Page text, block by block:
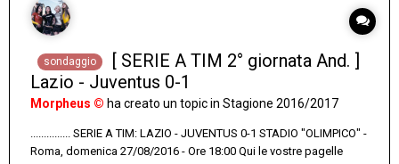
sondaggio
[ SERIE A TIM 2° giornata And. ]
Lazio - Juventus 0-1
Morpheus © ha creato un topic in Stagione 2016/2017
............... SERIE A TIM: LAZIO - JUVENTUS 0-1 STADIO "OLIMPICO" -
Roma, domenica 27/08/2016 - Ore 18:00 Qui le vostre pagelle